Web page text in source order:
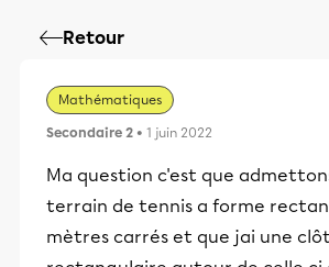
Retour
Mathématiques
Secondaire 2 • 1 juin 2022
Ma question c'est que
terrain de tennis a forme
mètres carrés et que jai une